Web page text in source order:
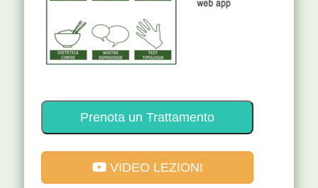
Prenota un Trattamento
VIDEO LEZIONI